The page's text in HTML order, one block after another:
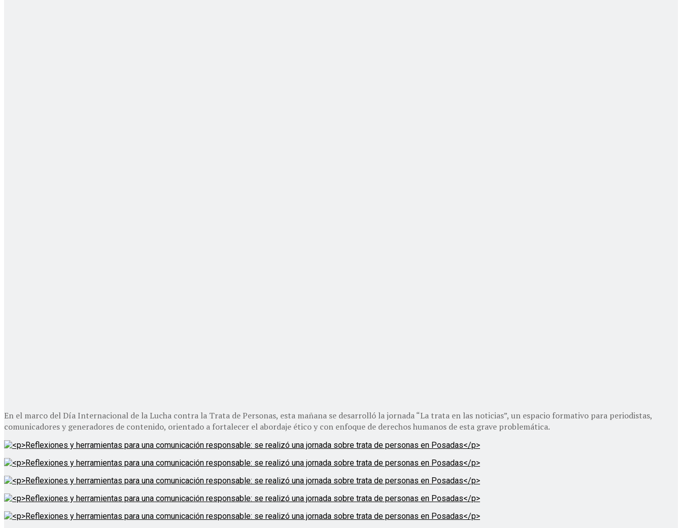
En el marco del Día Internacional de la Lucha contra la Trata de Personas, esta mañana se desarrolló la jornada “La trata en las noticias”, un espacio formativo para periodistas,
comunicadores y generadores de contenido, orientado a fortalecer el abordaje ético y con enfoque de derechos humanos de esta grave problemática.